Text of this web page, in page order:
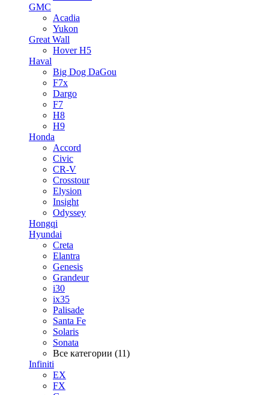
GMC
Acadia
Yukon
Great Wall
Hover H5
Haval
Big Dog DaGou
F7x
Dargo
F7
H8
H9
Honda
Accord
Civic
CR-V
Crosstour
Elysion
Insight
Odyssey
Hongqi
Hyundai
Creta
Elantra
Genesis
Grandeur
i30
ix35
Palisade
Santa Fe
Solaris
Sonata
Все категории (11)
Infiniti
EX
FX